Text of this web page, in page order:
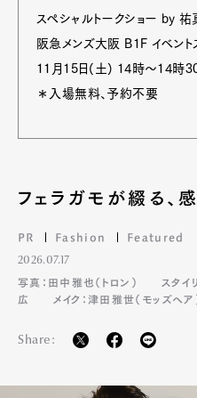
スペシャルトークショー by
阪急メンズ大阪 B1F イベント
11月15日(土) 14時～14時
＊入場無料、予約不要
フェラガモが綴る、
PR Fashion Featured
2026.07.17
写真：田中雅也（トロン）
スタイ
広
メイク：津田雅世（モッズヘア
Share: